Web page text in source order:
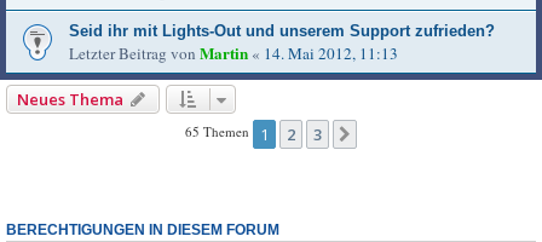
Seid ihr mit Lights-Out und unserem Support zufrieden?
Letzter Beitrag von Martin « 14. Mai 2012, 11:13
Neues Thema
65 Themen 1 2 3
BERECHTIGUNGEN IN DIESEM FORUM